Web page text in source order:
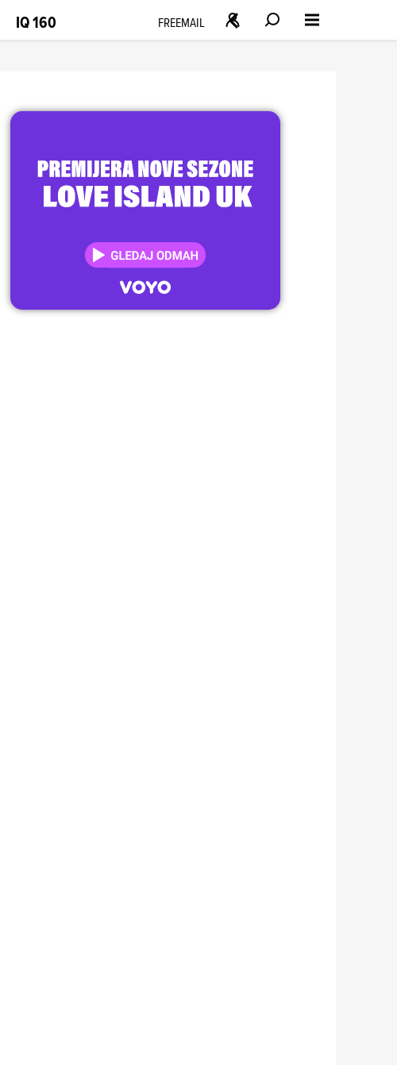
IQ 160 FREEMAIL